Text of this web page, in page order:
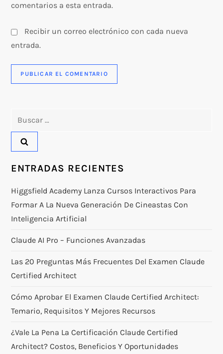
comentarios a esta entrada.
Recibir un correo electrónico con cada nueva
entrada.
ENTRADAS RECIENTES
Higgsfield Academy Lanza Cursos Interactivos Para
Formar A La Nueva Generación De Cineastas Con
Inteligencia Artificial
Claude AI Pro – Funciones Avanzadas
Las 20 Preguntas Más Frecuentes Del Examen Claude
Certified Architect
Cómo Aprobar El Examen Claude Certified Architect:
Temario, Requisitos Y Mejores Recursos
¿Vale La Pena La Certificación Claude Certified
Architect? Costos, Beneficios Y Oportunidades